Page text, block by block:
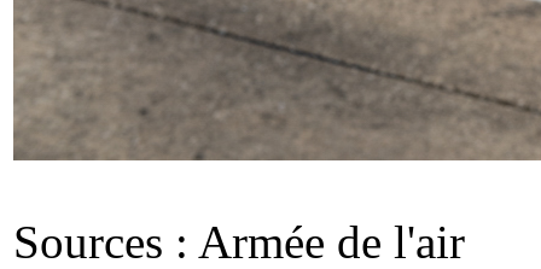
Sources : Armée de l'air